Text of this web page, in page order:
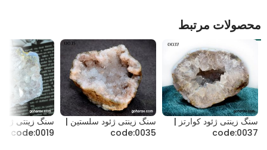
محصولات مرتبط
سنگ زینتی ژئود کوارتز |
code:0037
سنگ زینتی ژئود سلستین |
code:0035
سنگ زینتی
code:0019